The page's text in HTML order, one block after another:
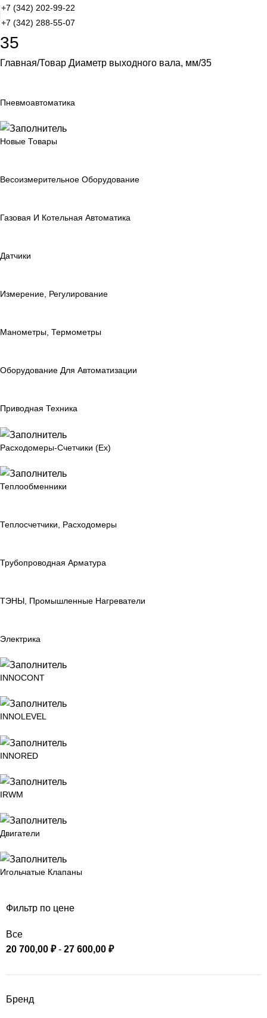
+7 (342) 202-99-22
+7 (342) 288-55-07
35
Главная Товар Диаметр выходного вала, мм 35
Пневмоавтоматика
Новые Товары
Весоизмерительное Оборудование
Газовая И Котельная Автоматика
Датчики
Измерение, Регулирование
Манометры, Термометры
Оборудование Для Автоматизации
Приводная Техника
Расходомеры-Счетчики (Ex)
Теплообменники
Теплосчетчики, Расходомеры
Трубопроводная Арматура
ТЭНЫ, Промышленные Нагреватели
Электрика
INNOCONT
INNOLEVEL
INNORED
IRWM
Двигатели
Игольчатые Клапаны
Фильтр по цене
Все
20 700,00 ₽- 27 600,00 ₽
Бренд